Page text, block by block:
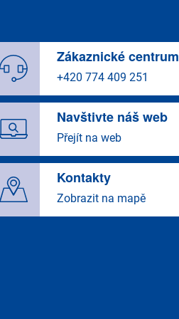
Zákaznické centrum
+420 774 409 251
Navštivte náš web
Přejít na web
Kontakty
Zobrazit na mapě